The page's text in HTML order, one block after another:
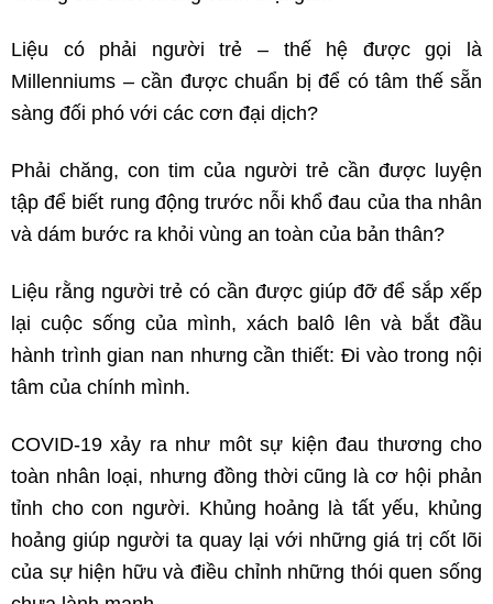
Liệu có phải người trẻ – thế hệ được gọi là
Millenniums – cần được chuẩn bị để có tâm thế sẵn
sàng đối phó với các cơn đại dịch?
Phải chăng, con tim của người trẻ cần được luyện
tập để biết rung động trước nỗi khổ đau của tha nhân
và dám bước ra khỏi vùng an toàn của bản thân?
Liệu rằng người trẻ có cần được giúp đỡ để sắp xếp
lại cuộc sống của mình, xách balô lên và bắt đầu
hành trình gian nan nhưng cần thiết: Đi vào trong nội
tâm của chính mình.
COVID-19 xảy ra như môt sự kiện đau thương cho
toàn nhân loại, nhưng đồng thời cũng là cơ hội phản
tỉnh cho con người. Khủng hoảng là tất yếu, khủng
hoảng giúp người ta quay lại với những giá trị cốt lõi
của sự hiện hữu và điều chỉnh những thói quen sống